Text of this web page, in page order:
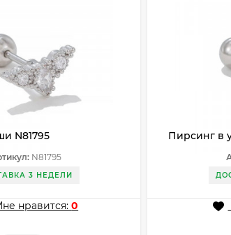
N81795
N81795
3 НЕДЕЛИ
нравится:0
Пирсинг в